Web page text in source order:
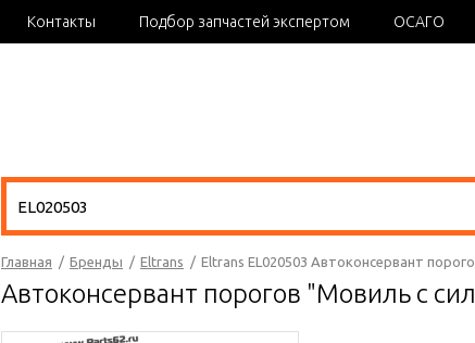
Контакты Подбор запчастей экспертом ОСАГО
Главная / Бренды / Eltrans / Eltrans EL020503 Автоконсервант
Автоконсервант порогов "Мовиль с